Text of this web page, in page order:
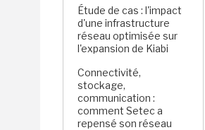
Étude de cas : l'impact
d'une infrastructure
réseau optimisée sur
l'expansion de Kiabi
Connectivité,
stockage,
communication :
comment Setec a
repensé son réseau